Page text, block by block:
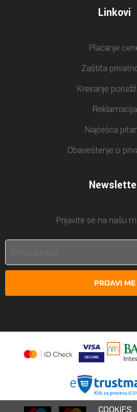
Linkovi
Plaćanje
Zaštita
Kreiranje
Reklamacija
Najčešća
Obaveštenje o
Prijavite se na našu
PRIJAVI ME